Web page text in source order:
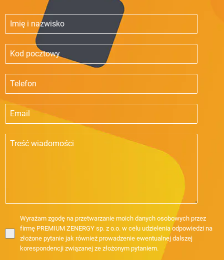
Wyrażam zgodę na przetwarzanie moich danych osobowych przez
firmę PREMIUM ZENERGY sp. z o.o. w celu udzielenia odpowiedzi na
złożone pytanie jak również prowadzenie ewentualnej dalszej
korespondencji związanej ze złożonym pytaniem.